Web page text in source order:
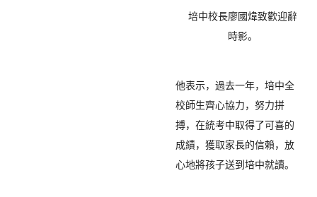
培中校長廖國煒致歡迎辭
時影。
他表示，過去一年，培中全
校師生齊心協力，努力拼
搏， 在統考中取得了可喜的
成績，獲取家長的信賴， 放
心地將孩子送到培中就讀。